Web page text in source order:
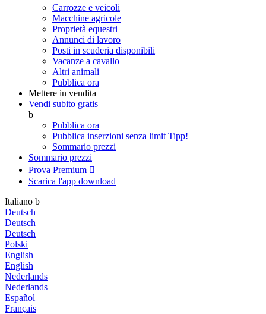
Carrozze e veicoli
Macchine agricole
Proprietà equestri
Annunci di lavoro
Posti in scuderia disponibili
Vacanze a cavallo
Altri animali
Pubblica ora
Mettere in vendita
Vendi subito gratis
b
Pubblica ora
Pubblica inserzioni senza limit Tipp!
Sommario prezzi
Sommario prezzi
Prova Premium 
Scarica l'app download
Italiano b
Deutsch
Deutsch
Deutsch
Polski
English
English
Nederlands
Nederlands
Español
Français